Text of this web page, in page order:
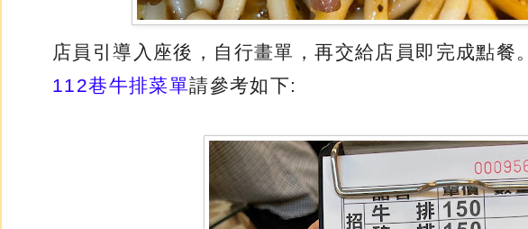
店員引導入座後，自行畫單，再交給店員即完成點餐。
112巷牛排菜單請參考如下: